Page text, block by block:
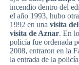
incendio dentro del
el año 1993, hubo
1992 en una visita
visita de Aznar. En
policía fue ordenada
2008, entraron en la
la entrada de la